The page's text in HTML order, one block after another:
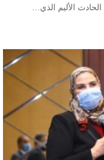
الأليم الذي…